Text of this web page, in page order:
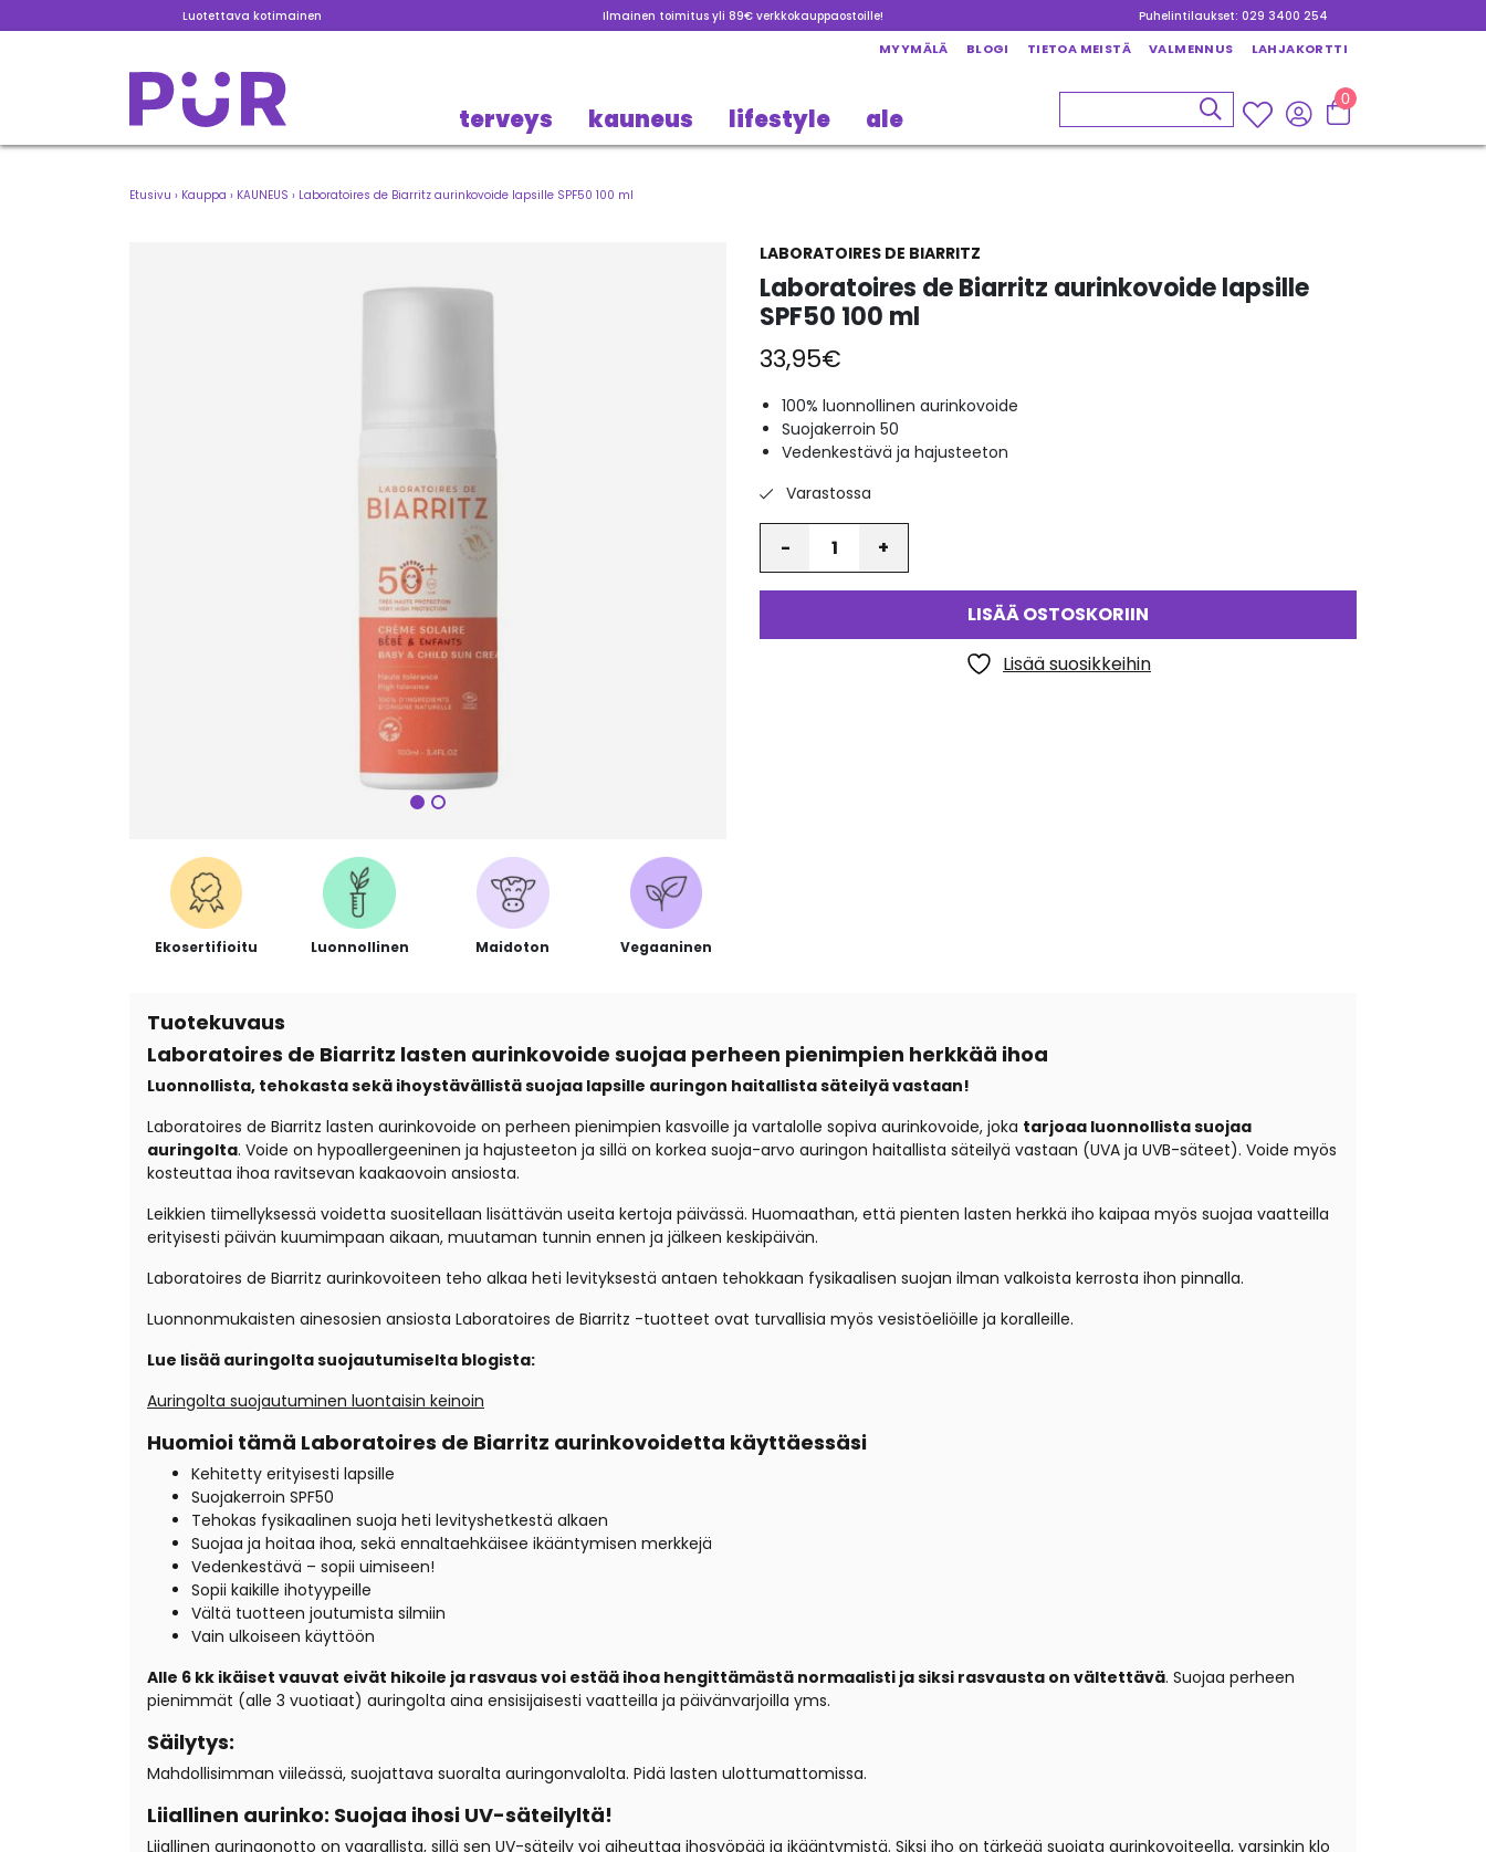
Luotettava kotimainen Ilmainen toimitus yli 89€ verkkokauppaostoille! Puhelintilaukset: 029 3400 254
MYYMÄLÄ BLOGI TIETOA MEISTÄ VALMENNUS LAHJAKORTTI
terveys kauneus lifestyle ale
0
Etusivu › Kauppa › KAUNEUS › Laboratoires de Biarritz aurinkovoide lapsille SPF50 100 ml
Seuraava
LABORATOIRES DE BIARRITZ
Laboratoires de Biarritz aurinkovoide lapsille
SPF50 100 ml
33,95€
100% luonnollinen aurinkovoide
Suojakerroin 50
Vedenkestävä ja hajusteeton
Varastossa
LISÄÄ OSTOSKORIIN
Lisää suosikkeihin
Ekosertifioitu Luonnollinen Maidoton Vegaaninen
Tuotekuvaus
Laboratoires de Biarritz lasten aurinkovoide suojaa perheen pienimpien herkkää ihoa
Luonnollista, tehokasta sekä ihoystävällistä suojaa lapsille auringon haitallista säteilyä vastaan!
Laboratoires de Biarritz lasten aurinkovoide on perheen pienimpien kasvoille ja vartalolle sopiva aurinkovoide, joka tarjoaa luonnollista suojaa
auringolta. Voide on hypoallergeeninen ja hajusteeton ja sillä on korkea suoja-arvo auringon haitallista säteilyä vastaan (UVA ja UVB-säteet). Voide myös
kosteuttaa ihoa ravitsevan kaakaovoin ansiosta.
Leikkien tiimellyksessä voidetta suositellaan lisättävän useita kertoja päivässä. Huomaathan, että pienten lasten herkkä iho kaipaa myös suojaa vaatteilla
erityisesti päivän kuumimpaan aikaan, muutaman tunnin ennen ja jälkeen keskipäivän.
Laboratoires de Biarritz aurinkovoiteen teho alkaa heti levityksestä antaen tehokkaan fysikaalisen suojan ilman valkoista kerrosta ihon pinnalla.
Luonnonmukaisten ainesosien ansiosta Laboratoires de Biarritz -tuotteet ovat turvallisia myös vesistöeliöille ja koralleille.
Lue lisää auringolta suojautumiselta blogista:
Auringolta suojautuminen luontaisin keinoin
Huomioi tämä Laboratoires de Biarritz aurinkovoidetta käyttäessäsi
Kehitetty erityisesti lapsille
Suojakerroin SPF50
Tehokas fysikaalinen suoja heti levityshetkestä alkaen
Suojaa ja hoitaa ihoa, sekä ennaltaehkäisee ikääntymisen merkkejä
Vedenkestävä – sopii uimiseen!
Sopii kaikille ihotyypeille
Vältä tuotteen joutumista silmiin
Vain ulkoiseen käyttöön
Alle 6 kk ikäiset vauvat eivät hikoile ja rasvaus voi estää ihoa hengittämästä normaalisti ja siksi rasvausta on vältettävä. Suojaa perheen
pienimmät (alle 3 vuotiaat) auringolta aina ensisijaisesti vaatteilla ja päivänvarjoilla yms.
Säilytys:
Mahdollisimman viileässä, suojattava suoralta auringonvalolta. Pidä lasten ulottumattomissa.
Liiallinen aurinko: Suojaa ihosi UV-säteilyltä!
Liiallinen auringonotto on vaarallista, sillä sen UV-säteily voi aiheuttaa ihosyöpää ja ikääntymistä. Siksi iho on tärkeää suojata aurinkovoiteella, varsinkin klo